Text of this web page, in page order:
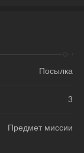
Посылка
3
Предмет миссии